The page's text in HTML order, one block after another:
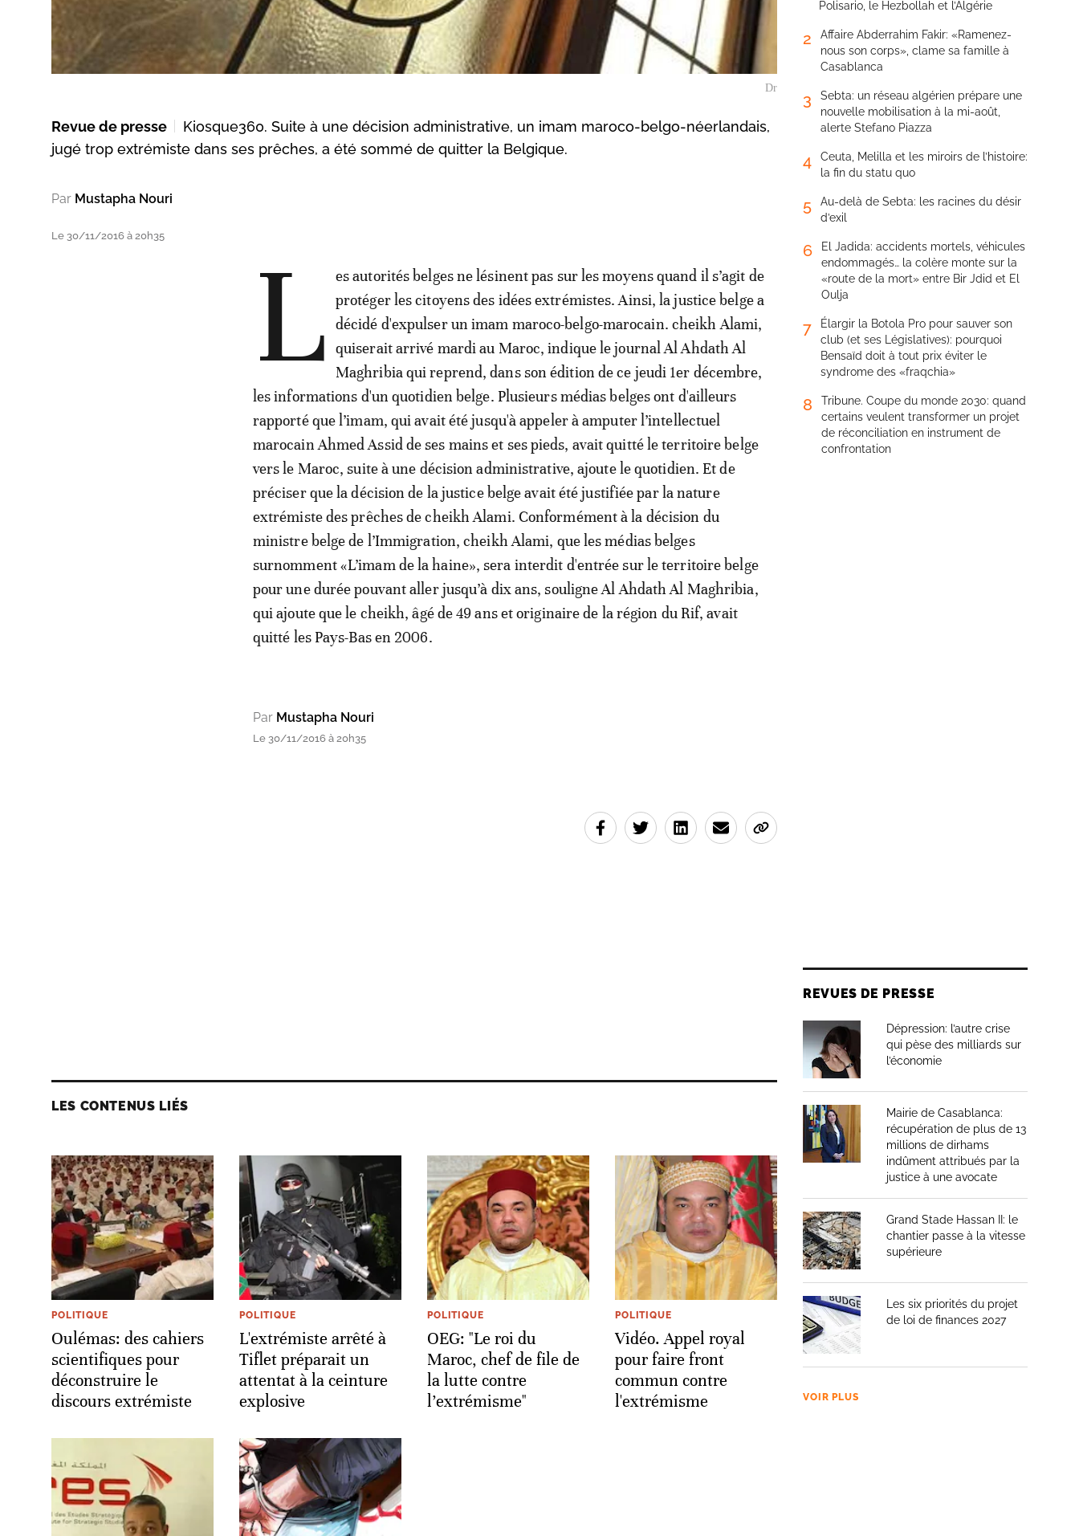
Dr
Revue de presse
Kiosque360. Suite à une décision administrative, un imam maroco-belgo-néerlandais,
jugé trop extrémiste dans ses prêches, a été sommé de quitter la Belgique.
Par Mustapha Nouri
Le 30/11/2016 à 20h35 L
es autorités belges ne lésinent pas sur les moyens quand il s’agit de
protéger les citoyens des idées extrémistes. Ainsi, la justice belge a
décidé d'expulser un imam maroco-belgo-marocain. cheikh Alami,
quiserait arrivé mardi au Maroc, indique le journal Al Ahdath Al
Maghribia qui reprend, dans son édition de ce jeudi 1er décembre,
les informations d'un quotidien belge. Plusieurs médias belges ont d'ailleurs
rapporté que l’imam, qui avait été jusqu'à appeler à amputer l’intellectuel
marocain Ahmed Assid de ses mains et ses pieds, avait quitté le territoire belge
vers le Maroc, suite à une décision administrative, ajoute le quotidien. Et de
préciser que la décision de la justice belge avait été justifiée par la nature
extrémiste des prêches de cheikh Alami. Conformément à la décision du
ministre belge de l’Immigration, cheikh Alami, que les médias belges
surnomment «L’imam de la haine», sera interdit d'entrée sur le territoire belge
pour une durée pouvant aller jusqu’à dix ans, souligne Al Ahdath Al Maghribia,
qui ajoute que le cheikh, âgé de 49 ans et originaire de la région du Rif, avait
quitté les Pays-Bas en 2006.
Par Mustapha Nouri
Le 30/11/2016 à 20h35
LES CONTENUS LIÉS
POLITIQUE
Oulémas: des cahiers
scientifiques pour
déconstruire le
discours extrémiste
POLITIQUE
L'extrémiste arrêté à
Tiflet préparait un
attentat à la ceinture
explosive
POLITIQUE
OEG: "Le roi du
Maroc, chef de file de
la lutte contre
l’extrémisme"
POLITIQUE
Vidéo. Appel royal
pour faire front
commun contre
l'extrémisme
Polisario, le Hezbollah et l’Algérie
2
Affaire Abderrahim Fakir: «Ramenez-
nous son corps», clame sa famille à
Casablanca
3
Sebta: un réseau algérien prépare une
nouvelle mobilisation à la mi-août,
alerte Stefano Piazza
4
Ceuta, Melilla et les miroirs de l’histoire:
la fin du statu quo
5
Au-delà de Sebta: les racines du désir
d’exil
6
El Jadida: accidents mortels, véhicules
endommagés… la colère monte sur la
«route de la mort» entre Bir Jdid et El
Oulja
7
Élargir la Botola Pro pour sauver son
club (et ses Législatives): pourquoi
Bensaïd doit à tout prix éviter le
syndrome des «fraqchia»
8
Tribune. Coupe du monde 2030: quand
certains veulent transformer un projet
de réconciliation en instrument de
confrontation
REVUES DE PRESSE
Dépression: l’autre crise
qui pèse des milliards sur
l’économie
Mairie de Casablanca:
récupération de plus de 13
millions de dirhams
indûment attribués par la
justice à une avocate
Grand Stade Hassan II: le
chantier passe à la vitesse
supérieure
Les six priorités du projet
de loi de finances 2027
VOIR PLUS